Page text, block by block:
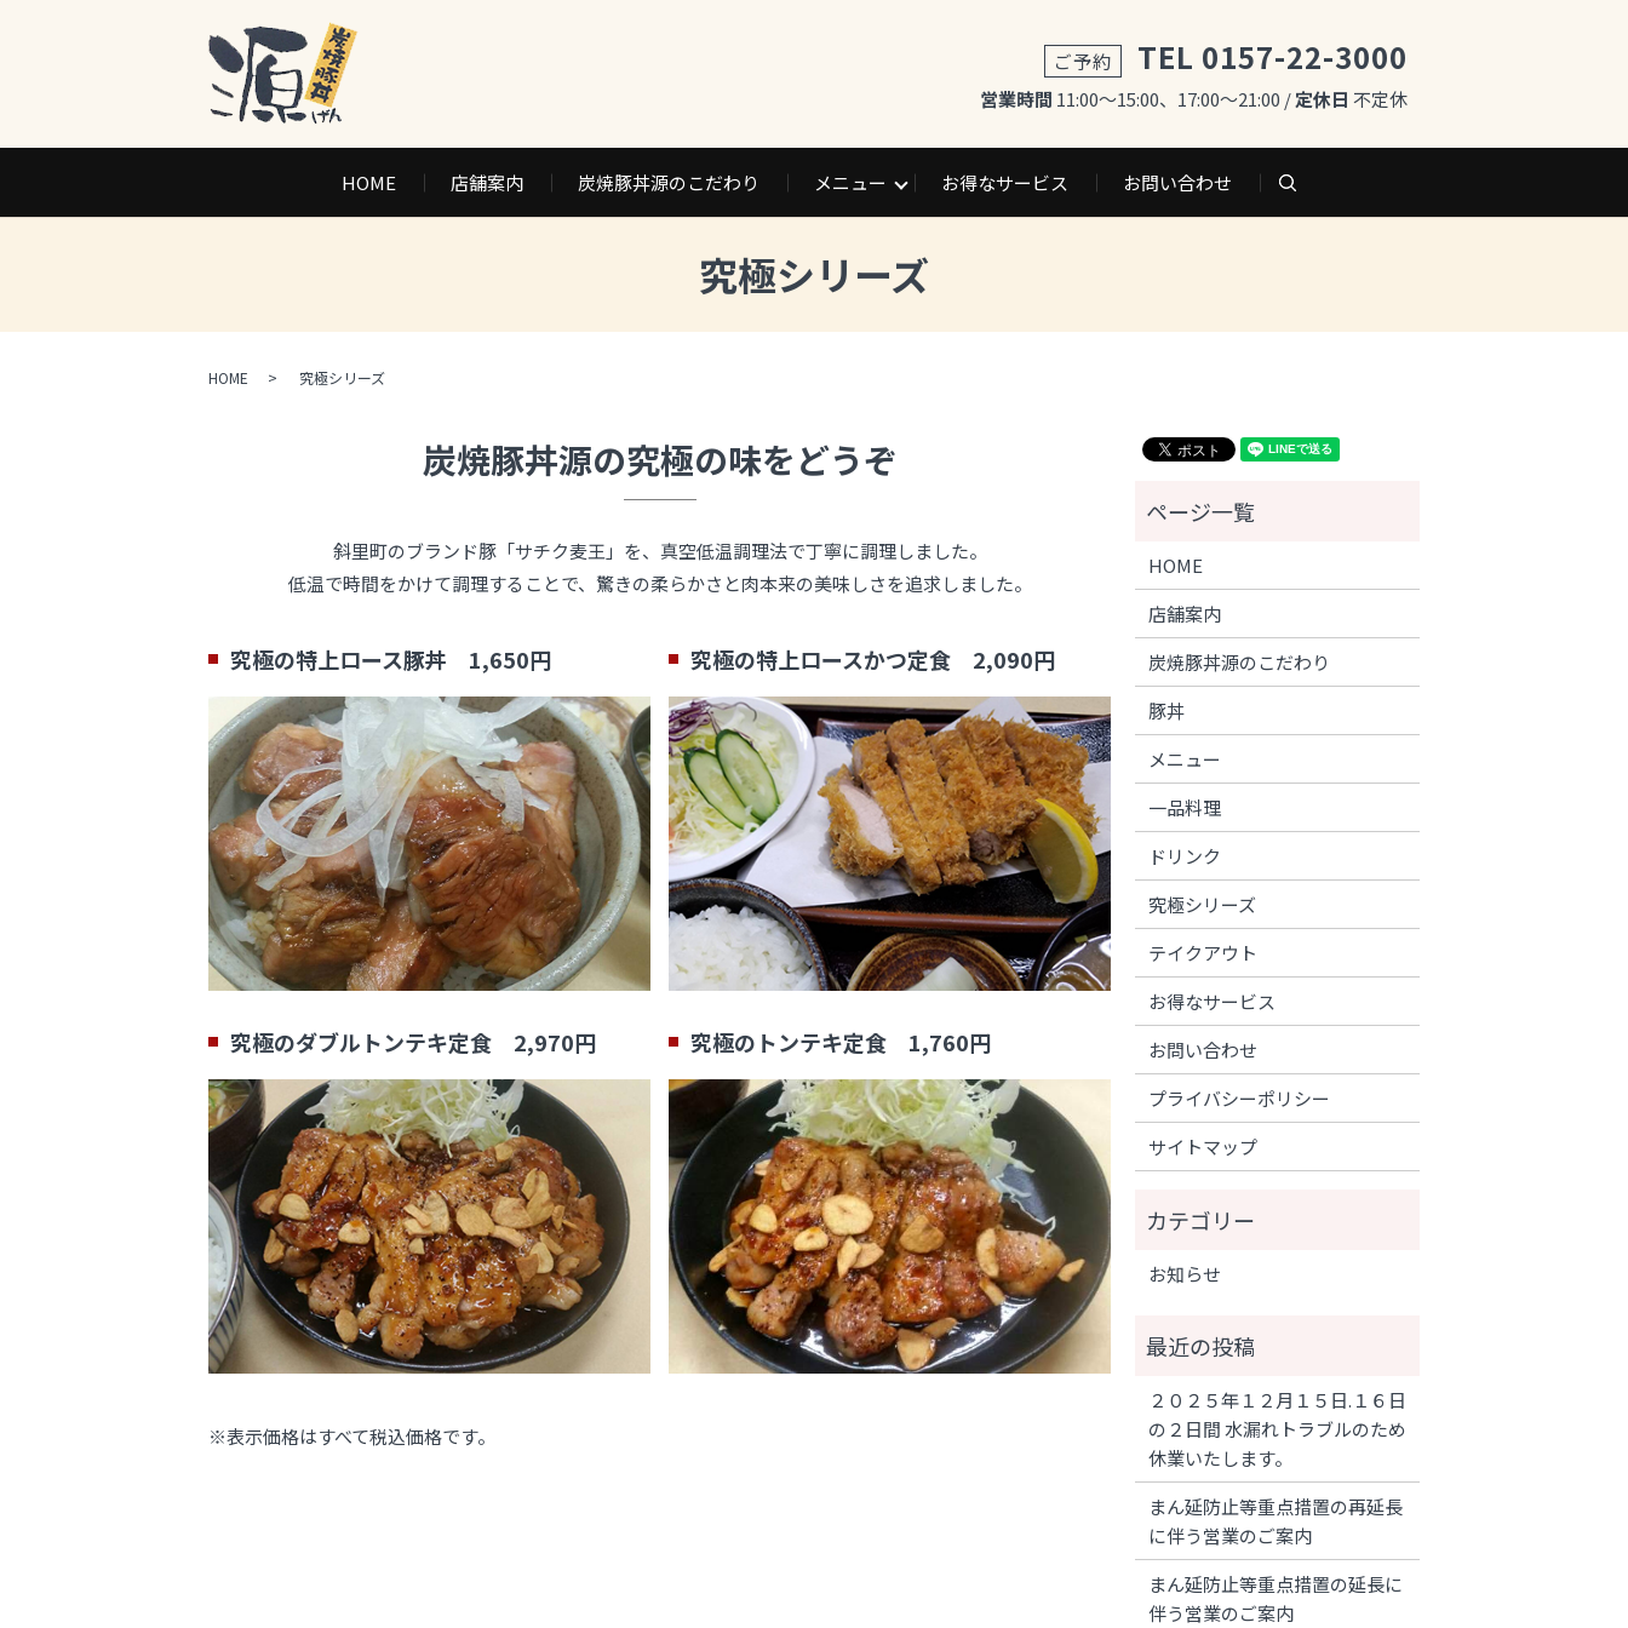
ご予約 TEL 0157-22-3000
営業時間 11:00～15:00、17:00～21:00 /定休日 不定休
HOME 店舗案内 炭焼豚丼源のこだわり メニュー お得なサービス お問い合わせ search
究極シリーズ
HOME 究極シリーズ
炭焼豚丼源の究極の味をどうぞ
斜里町のブランド豚「サチク麦王」を、真空低温調理法で丁寧に調理しました。
低温で時間をかけて調理することで、驚きの柔らかさと肉本来の美味しさを追求しました。
究極の特上ロース豚丼 1,650円 究極の特上ロースかつ定食 2,090円
究極のダブルトンテキ定食 2,970円 究極のトンテキ定食 1,760円
※表示価格はすべて税込価格です。
HOME
店舗案内
炭焼豚丼源のこだわり
豚丼
メニュー
一品料理
ドリンク
究極シリーズ
テイクアウト
お得なサービス
お問い合わせ
プライバシーポリシー
サイトマップ
お知らせ
２０２５年１２月１５日.１６日
の２日間 水漏れトラブルのため
休業いたします。
まん延防止等重点措置の再延長
に伴う営業のご案内
まん延防止等重点措置の延長に
伴う営業のご案内